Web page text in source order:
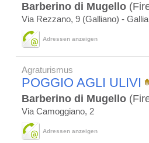
Barberino di Mugello
Via Rezzano, 9 (Galliano) -
Adressen anzeigen
Agraturismus
POGGIO AGLI ULIVI
Barberino di Mugello
Via Camoggiano, 2
Adressen anzeigen